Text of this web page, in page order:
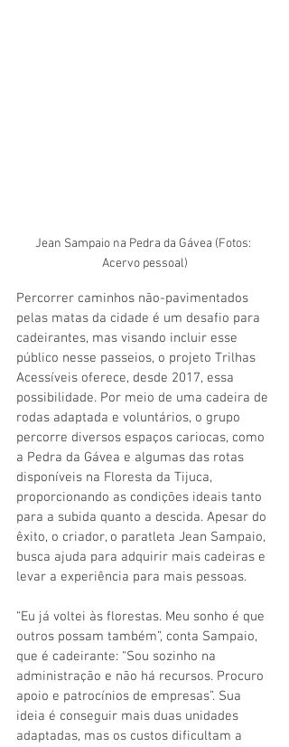
Jean Sampaio na Pedra da Gávea (Fotos:
Acervo pessoal)
Percorrer caminhos não-pavimentados
pelas matas da cidade é um desafio para
cadeirantes, mas visando incluir esse
público nesse passeios, o projeto Trilhas
Acessíveis oferece, desde 2017, essa
possibilidade. Por meio de uma cadeira de
rodas adaptada e voluntários, o grupo
percorre diversos espaços cariocas, como
a Pedra da Gávea e algumas das rotas
disponíveis na Floresta da Tijuca,
proporcionando as condições ideais tanto
para a subida quanto a descida. Apesar do
êxito, o criador, o paratleta Jean Sampaio,
busca ajuda para adquirir mais cadeiras e
levar a experiência para mais pessoas.
“Eu já voltei às florestas. Meu sonho é que
outros possam também”, conta Sampaio,
que é cadeirante: “Sou sozinho na
administração e não há recursos. Procuro
apoio e patrocínios de empresas”. Sua
ideia é conseguir mais duas unidades
adaptadas, mas os custos dificultam a